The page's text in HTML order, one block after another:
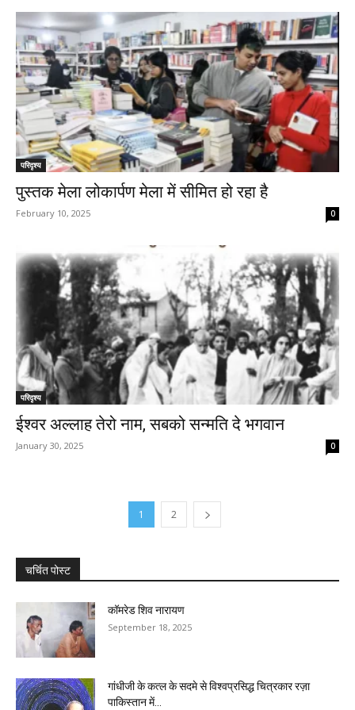
परिदृश्य
पुस्तक मेला लोकार्पण मेला में सीमित हो रहा है
February 10, 2025 0
परिदृश्य
ईश्वर अल्लाह तेरो नाम, सबको सन्मति दे भगवान
January 30, 2025 0
1 2
चर्चित पोस्ट
कॉमरेड शिव नारायण
September 18, 2025
गांधीजी के कत्ल के सदमे से विश्वप्रसिद्ध चित्रकार रज़ा
पाकिस्तान में...